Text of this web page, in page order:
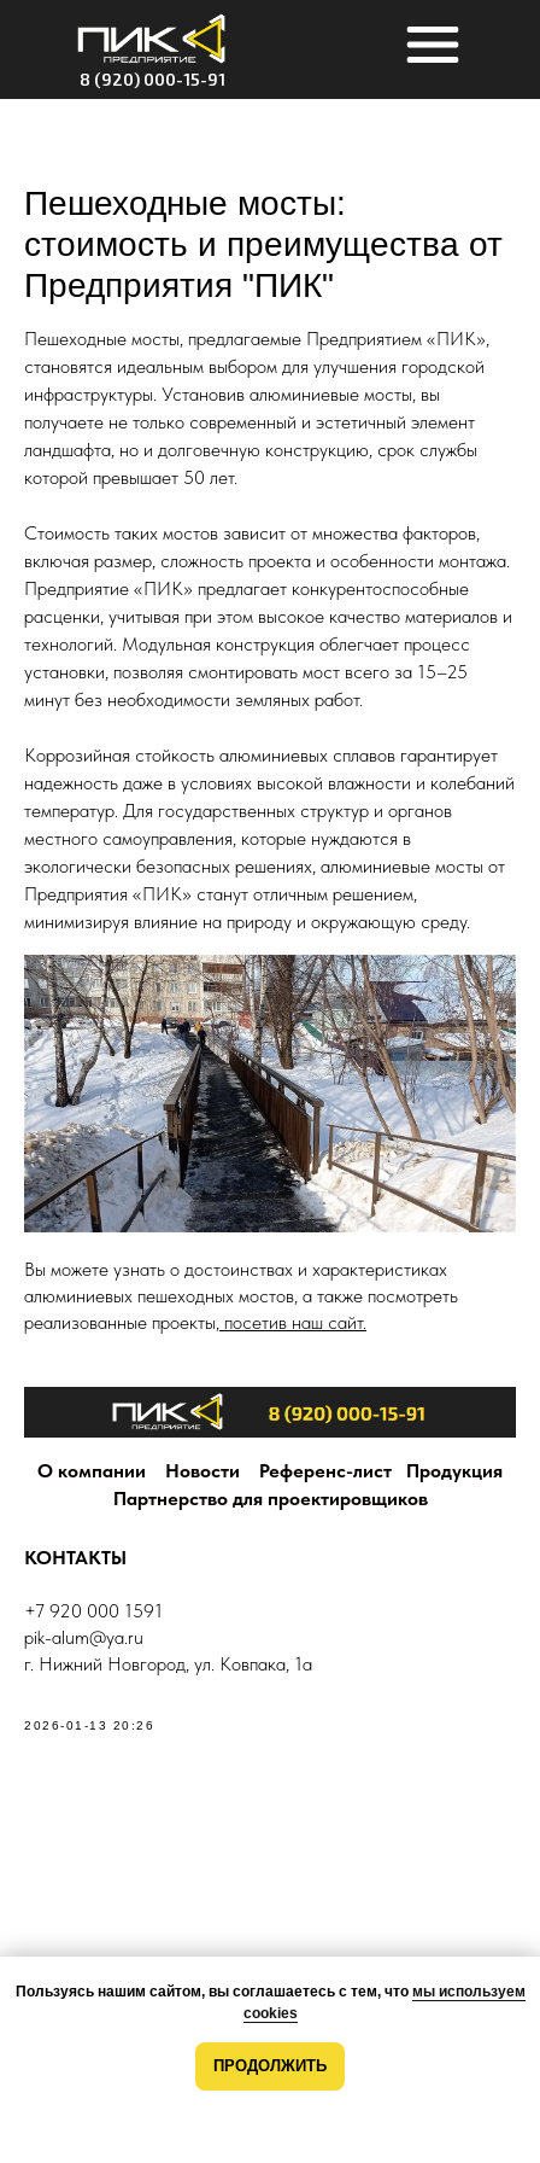
8 (920) 000-15-91
Пешеходные мосты:
стоимость и преимущества от
Предприятия "ПИК"
Пешеходные мосты, предлагаемые Предприятием «ПИК»,
становятся идеальным выбором для улучшения городской
инфраструктуры. Установив алюминиевые мосты, вы
получаете не только современный и эстетичный элемент
ландшафта, но и долговечную конструкцию, срок службы
которой превышает 50 лет.
Стоимость таких мостов зависит от множества факторов,
включая размер, сложность проекта и особенности монтажа.
Предприятие «ПИК» предлагает конкурентоспособные
расценки, учитывая при этом высокое качество материалов и
технологий. Модульная конструкция облегчает процесс
установки, позволяя смонтировать мост всего за 15–25
минут без необходимости земляных работ.
Коррозийная стойкость алюминиевых сплавов гарантирует
надежность даже в условиях высокой влажности и колебаний
температур. Для государственных структур и органов
местного самоуправления, которые нуждаются в
экологически безопасных решениях, алюминиевые мосты от
Предприятия «ПИК» станут отличным решением,
минимизируя влияние на природу и окружающую среду.
Вы можете узнать о достоинствах и характеристиках
алюминиевых пешеходных мостов, а также посмотреть
реализованные проекты, посетив наш сайт.
О компании Новости Референс-лист
Продукция
Партнерство для проектировщиков
КОНТАКТЫ
+7 920 000 1591
pik-alum@ya.ru
г. Нижний Новгород, ул. Ковпака, 1а
2026-01-13 20:26
Пользуясь нашим сайтом, вы соглашаетесь с тем, что мы используем
cookies
ПРОДОЛЖИТЬ